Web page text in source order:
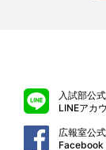
入試部公式
LINEアカ
広報室公式
Facebook